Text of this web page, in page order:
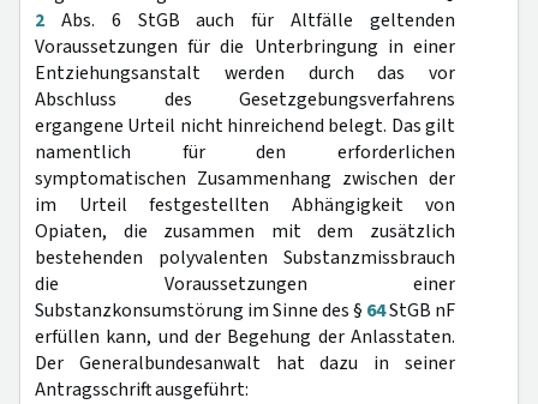
2 Abs. 6 StGB auch für Altfälle geltenden
Voraussetzungen für die Unterbringung in einer
Entziehungsanstalt werden durch das vor
Abschluss des Gesetzgebungsverfahrens
ergangene Urteil nicht hinreichend belegt. Das gilt
namentlich für den erforderlichen
symptomatischen Zusammenhang zwischen der
im Urteil festgestellten Abhängigkeit von
Opiaten, die zusammen mit dem zusätzlich
bestehenden polyvalenten Substanzmissbrauch
die Voraussetzungen einer
Substanzkonsumstörung im Sinne des § 64StGB nF
erfüllen kann, und der Begehung der Anlasstaten.
Der Generalbundesanwalt hat dazu in seiner
Antragsschrift ausgeführt: